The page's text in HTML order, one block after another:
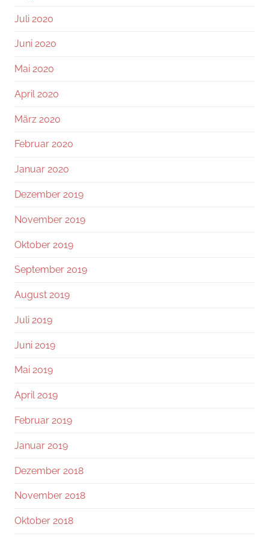
Juli 2020
Juni 2020
Mai 2020
April 2020
März 2020
Februar 2020
Januar 2020
Dezember 2019
November 2019
Oktober 2019
September 2019
August 2019
Juli 2019
Juni 2019
Mai 2019
April 2019
Februar 2019
Januar 2019
Dezember 2018
November 2018
Oktober 2018